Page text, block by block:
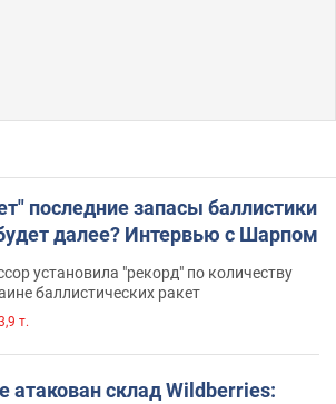
последние запасы баллистики
далее? Интервью с Шарпом
установила "рекорд" по количеству
баллистических ракет
т.
атакован склад Wildberries: